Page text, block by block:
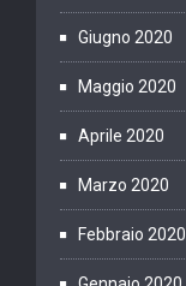
Giugno 2020
Maggio 2020
Aprile 2020
Marzo 2020
Febbraio 2020